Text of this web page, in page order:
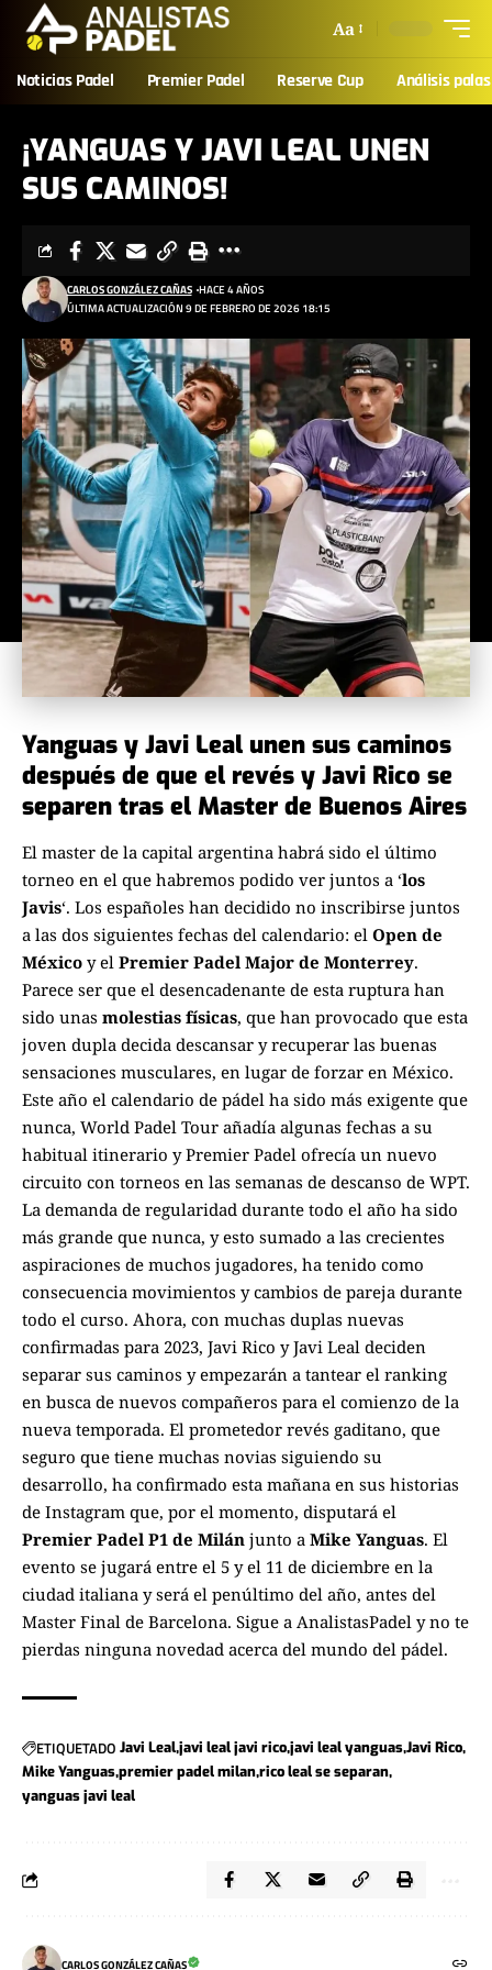
Aa
Noticias Padel Premier Padel Reserve Cup Análisis palas
¡YANGUAS Y JAVI LEAL UNEN
SUS CAMINOS!
ÚLTIMA ACTUALIZACIÓN 9 DE FEBRERO DE 2026 18:15
CARLOS GONZÁLEZ CAÑAS HACE 4 AÑOS
Yanguas y Javi Leal unen sus caminos
después de que el revés y Javi Rico se
separen tras el Master de Buenos Aires
El master de la capital argentina habrá sido el último
torneo en el que habremos podido ver juntos a ‘los
Javis‘. Los españoles han decidido no inscribirse juntos
a las dos siguientes fechas del calendario: el Open de
México y el Premier Padel Major de Monterrey.
Parece ser que el desencadenante de esta ruptura han
sido unas molestias físicas, que han provocado que esta
joven dupla decida descansar y recuperar las buenas
sensaciones musculares, en lugar de forzar en México.
Este año el calendario de pádel ha sido más exigente que
nunca, World Padel Tour añadía algunas fechas a su
habitual itinerario yPremier Padel ofrecía un nuevo
circuito con torneos en las semanas de descanso de WPT.
La demanda de regularidad durante todo el año ha sido
más grande que nunca, y esto sumado a las crecientes
aspiraciones de muchos jugadores, ha tenido como
consecuencia movimientos y cambios de pareja durante
todo el curso. Ahora, con muchas duplas nuevas
confirmadas para 2023, Javi Rico y Javi Leal deciden
separar sus caminos y empezarán a tantear el ranking
en busca de nuevos compañeros para el comienzo de la
nueva temporada. El prometedor revés gaditano, que
seguro que tiene muchas novias siguiendo su
desarrollo, ha confirmado esta mañana en sus historias
de Instagram que, por el momento, disputará el
Premier Padel P1 de Milán junto a Mike Yanguas. El
evento se jugará entre el 5 y el 11 de diciembre en la
ciudad italiana y será el penúltimo del año, antes del
Master Final de Barcelona. Sigue a AnalistasPadel y no te
pierdas ninguna novedad acerca del mundo del pádel.
ETIQUETADO Javi Lealjavi leal javi ricojavi leal yanguasJavi Rico
Mike Yanguaspremier padel milanrico leal se separan
yanguas javi leal
CARLOS GONZÁLEZ CAÑAS